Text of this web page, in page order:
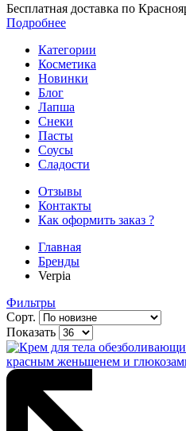
Бесплатная доставка по
Подробнее
Категории
Косметика
Новинки
Блог
Лапша
Снеки
Пасты
Соусы
Сладости
Отзывы
Контакты
Как оформить заказ ?
Главная
Бренды
Verpia
Фильтры
Сорт.
Показать